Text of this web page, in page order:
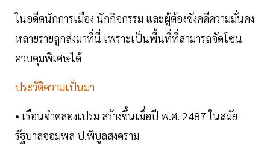
ในอดีตนักการเมือง นักกิจกรรม และผู้ต้องขังคดีความมั่นคง
หลายรายถูกส่งมาที่นี่ เพราะเป็นพื้นที่ที่สามารถจัดโซน
ควบคุมพิเศษได้
ประวัติความเป็นมา
• เรือนจำคลองเปรม สร้างขึ้นเมื่อปี พ.ศ. 2487 ในสมัย
รัฐบาลจอมพล ป.พิบูลสงคราม